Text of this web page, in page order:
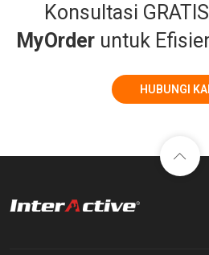
Konsultasi GRATIS
MyOrder untuk
HUBUNGI